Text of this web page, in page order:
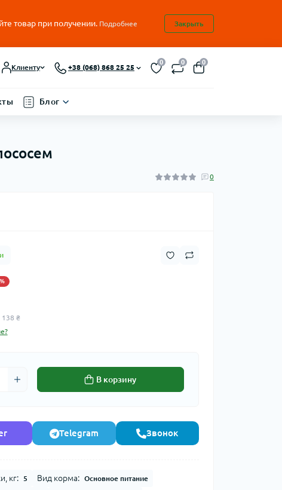
товар при получении. Подробнее Закрыть
Клиенту +38 (068) 868 25 25
0 0 0
Блог
0
138 ₴
В корзину
Telegram Звонок
кг: 5 Вид корма: Основное питание